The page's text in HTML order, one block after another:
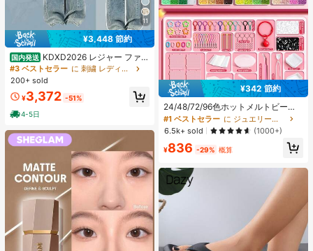
11
¥3,448 節約
国内発送 KDXD2026 レジャー ファッ
ション ロングサイズ 夏服 女性 ワイ
ルドスタイル ボア付きトップス ワイ
ルドスタイル ロングスカート 3点セ
ット UVカット 軽量 通気性 袖付き
ヒップカバー効果 通気性抜群 サイズ
豊富
#3 ベストセラー
に 刺繍 レディースコーデ
200+ sold
¥3,372 -51%
4-5日
¥342 節約
24/48/72/96色ホットメルトビーズ
クリエイティブクラフトセット、ス
クエアペグボード、多層収納ボック
ス、アイロンペーパー、カラフルな
キーチェーン、装飾アクセサリー、
ハンギングロープ付き、DIY愛好家
がDIYパズル、バレンタインデーギ
フト、誕生日ギフトを手作りできま
す。
#1 ベストセラー
に ジュエリー製作セット
売り切れ間近！
#1 ベストセラー
に ジュエリー製作セット
売り切れ間近！
#1 ベストセラー
に ジュエリー製作セット
売り切れ間近！
#1 ベストセラー
売り切れ間近！
6.5k+ sold (1000+)
¥836 -29% 概算